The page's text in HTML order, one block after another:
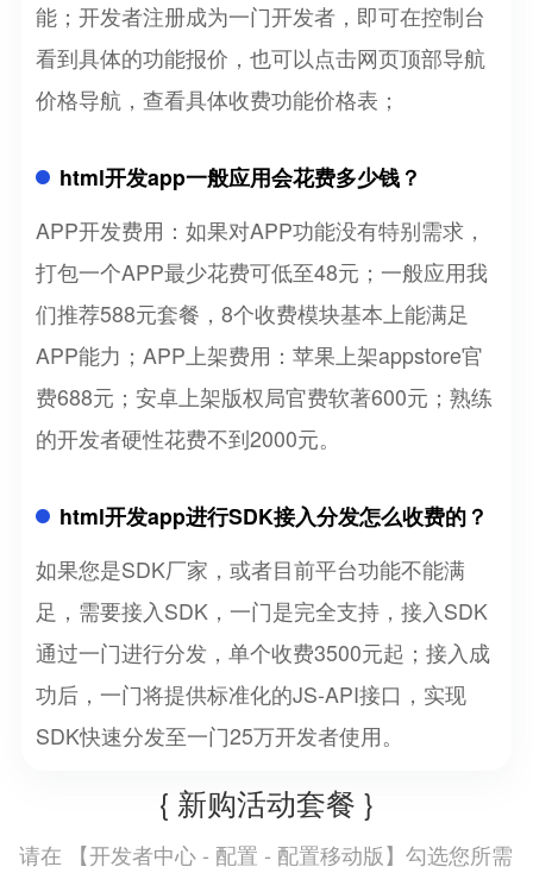
能；开发者注册成为一门开发者，即可在控制台
看到具体的功能报价，也可以点击网页顶部导航
价格导航，查看具体收费功能价格表；
html开发app一般应用会花费多少钱？
APP开发费用：如果对APP功能没有特别需求，
打包一个APP最少花费可低至48元；一般应用我
们推荐588元套餐，8个收费模块基本上能满足
APP能力；APP上架费用：苹果上架appstore官
费688元；安卓上架版权局官费软著600元；熟练
的开发者硬性花费不到2000元。
html开发app进行SDK接入分发怎么收费的？
如果您是SDK厂家，或者目前平台功能不能满
足，需要接入SDK，一门是完全支持，接入SDK
通过一门进行分发，单个收费3500元起；接入成
功后，一门将提供标准化的JS-API接口，实现
SDK快速分发至一门25万开发者使用。
{ 新购活动套餐 }
请在 【开发者中心 - 配置 - 配置移动版】勾选您所需